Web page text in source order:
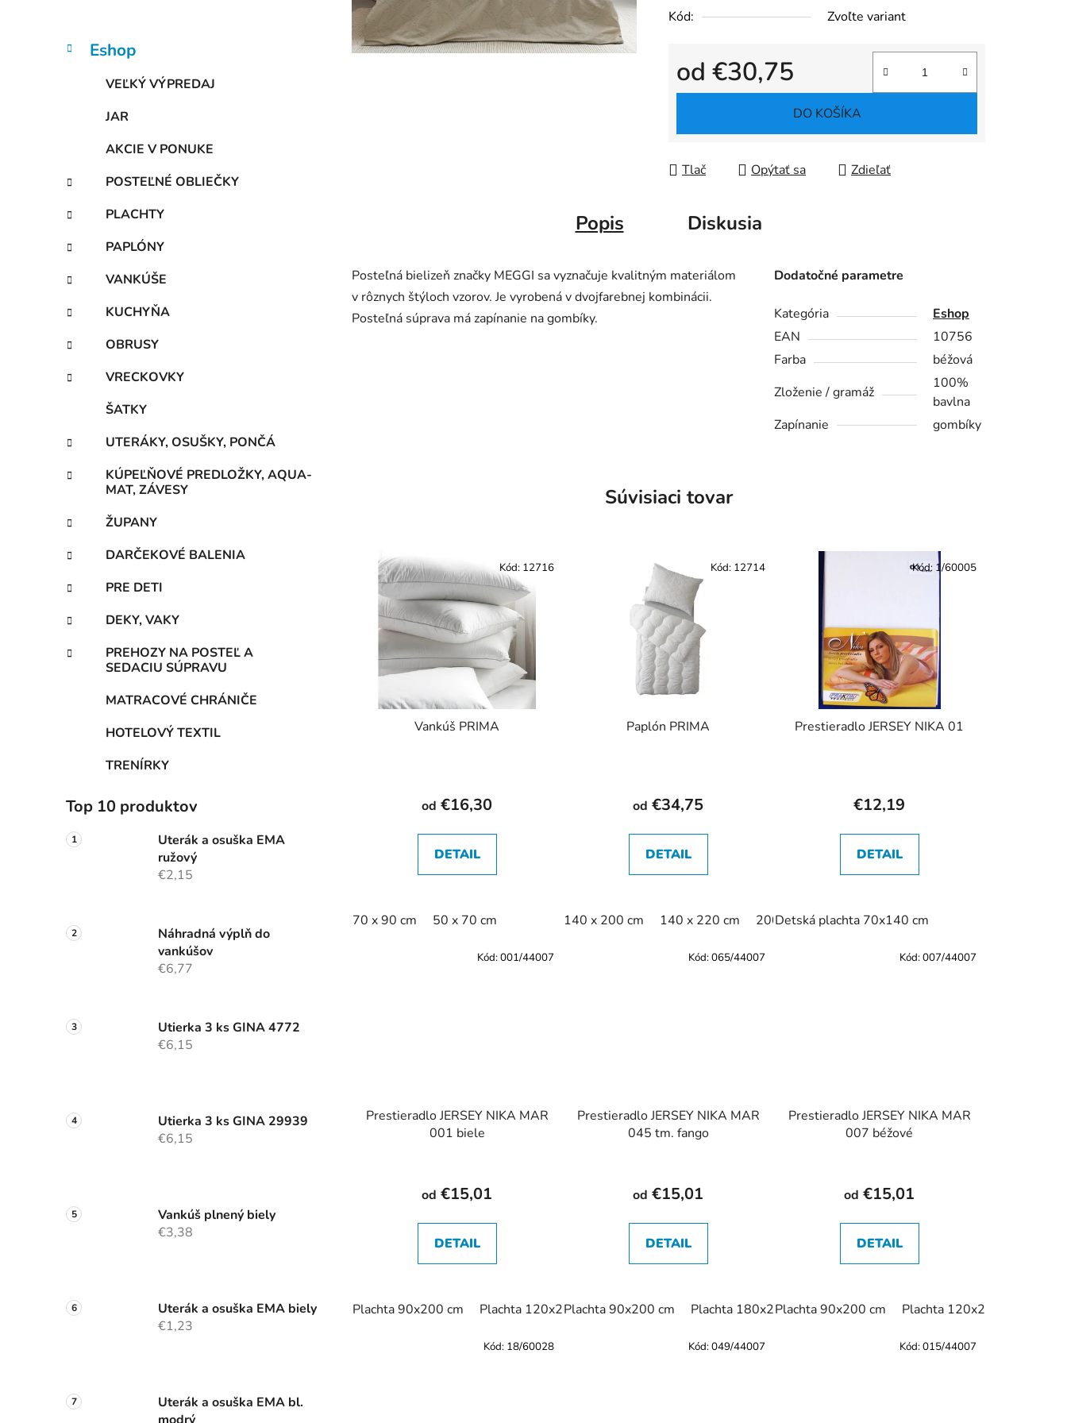
lPreskočiť
kategórie
K
a
e
Eshop
VEĽKÝ VÝPREDAJ
JAR
AKCIE V PONUKE
POSTEĽNÉ OBLIEČKY
PLACHTY
PAPLÓNY
VANKÚŠE
KUCHYŇA
OBRUSY
VRECKOVKY
ŠATKY
UTERÁKY, OSUŠKY, PONČÁ
KÚPEĽŇOVÉ PREDLOŽKY, AQUA-
MAT, ZÁVESY
ŽUPANY
DARČEKOVÉ BALENIA
PRE DETI
DEKY, VAKY
PREHOZY NA POSTEĽ A
SEDACIU SÚPRAVU
MATRACOVÉ CHRÁNIČE
HOTELOVÝ TEXTIL
TRENÍRKY
Top 10 produktov
Uterák a osuška EMA
ružový
€2,15
Náhradná výplň do
vankúšov
€6,77
Utierka 3 ks GINA 4772
€6,15
Utierka 3 ks GINA 29939
€6,15
Vankúš plnený biely
€3,38
Uterák a osuška EMA biely
€1,23
Uterák a osuška EMA bl.
Kód: Zvoľte variant
od €30,75
Jednotková cena:
DO KOŠÍKA
Tlač Opýtať sa Zdieľať
Popis Diskusia
Posteľná bielizeň značky MEGGI sa vyznačuje kvalitným materiálom
v rôznych štýloch vzorov. Je vyrobená v dvojfarebnej kombinácii.
Posteľná súprava má zapínanie na gombíky.
Dodatočné parametre
Kategória
Eshop
EAN
10756
Farba
béžová
Zloženie / gramáž
100%
bavlna
Zapínanie
gombíky
Súvisiaci tovar
Vankúš PRIMA
od €16,30
DETAIL
70 x 90 cm 50 x 70 cm
Kód: 12716
Paplón PRIMA
od €34,75
DETAIL
140 x 200 cm 140 x 220 cm 200 x 220 cm
Kód: 12714
Prestieradlo JERSEY NIKA 01
€12,19
DETAIL
Detská plachta 70x140 cm
Kód: 1/60005
Prestieradlo JERSEY NIKA MAR
001 biele
od €15,01
DETAIL
Plachta 90x200 cm Plachta 120x200 cm Plachta 140x200 cm Plachta 160x200 cm Plachta 180x200 cm
Kód:001/44007
Prestieradlo JERSEY NIKA MAR
045 tm. fango
od €15,01
DETAIL
Plachta 90x200 cm Plachta 180x200 cm
Kód:065/44007
Prestieradlo JERSEY NIKA MAR
007 béžové
od €15,01
DETAIL
Plachta 90x200 cm Plachta 120x200 cm
Kód:007/44007
Kód: 18/60028 Kód:049/44007 Kód:015/44007